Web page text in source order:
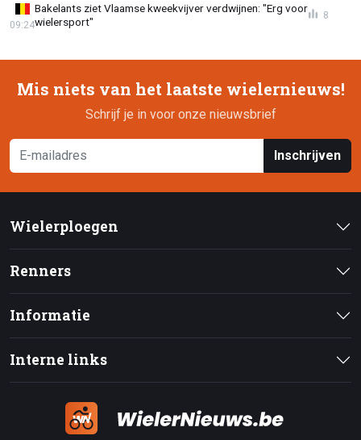
Bakelants ziet Vlaamse kweekvijver verdwijnen: "Erg voor
wielersport"
09:24
8
Mis niets van het laatste wielernieuws!
Schrijf je in voor onze nieuwsbrief
Inschrijven
Wielerploegen
Renners
Informatie
Interne links